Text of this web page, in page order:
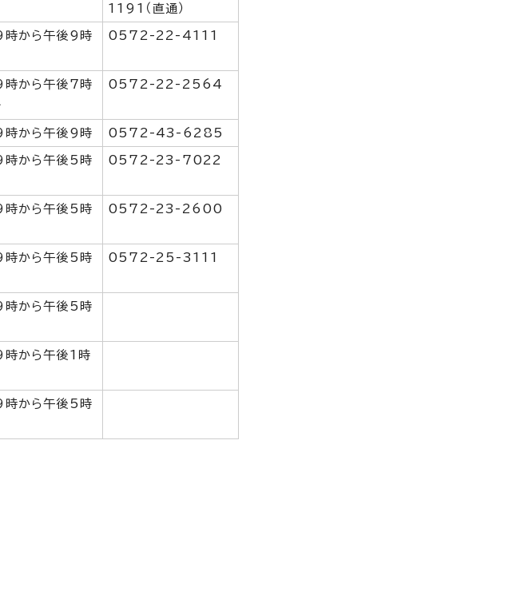
1191（直通）
時から午後9時 0572-22-4111
時から午後7時
0572-22-2564
時から午後9時 0572-43-6285
時から午後5時 0572-23-7022
時から午後5時 0572-23-2600
時から午後5時 0572-25-3111
時から午後5時
時から午後1時
時から午後5時